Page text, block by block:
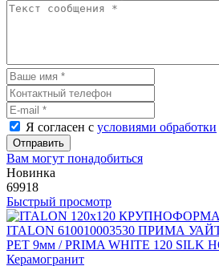
Я согласен с условиями обработки
Отправить
Вам могут понадобиться
Новинка
69918
Быстрый просмотр